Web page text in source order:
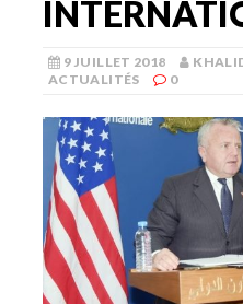
9 JUILLET 2018
ACTUALITÉS
0